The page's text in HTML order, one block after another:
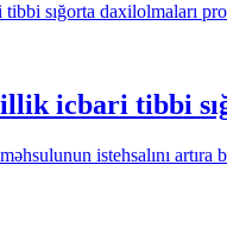
icbari tibbi